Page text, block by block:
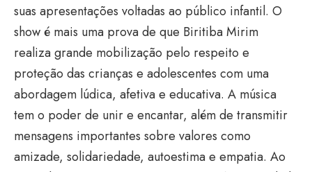
suas apresentações voltadas ao público infantil. O
show é mais uma prova de que Biritiba Mirim
realiza grande mobilização pelo respeito e
proteção das crianças e adolescentes com uma
abordagem lúdica, afetiva e educativa. A música
tem o poder de unir e encantar, além de transmitir
mensagens importantes sobre valores como
amizade, solidariedade, autoestima e empatia. Ao